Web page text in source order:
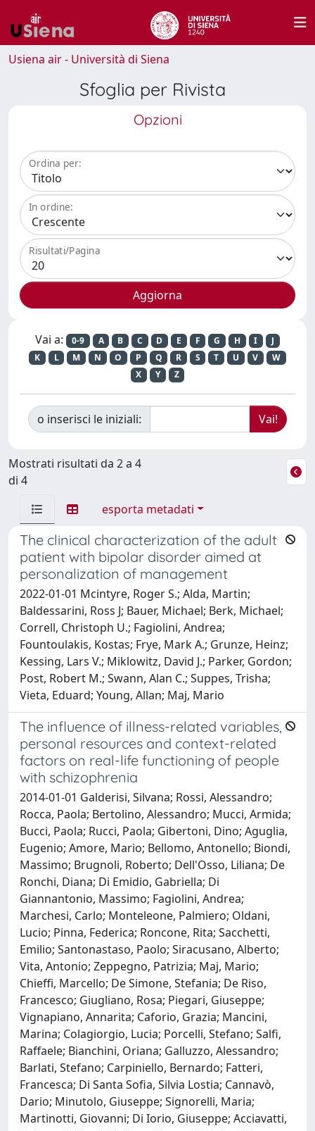
Usiena air - Università di Siena
Sfoglia per Rivista
Opzioni
Ordina per:
In ordine:
Risultati/Pagina
Vai a: 0-9 A B C D E F G H I
J
K
L M N O P Q R S T U V
W
X
Y Z
o inserisci le iniziali:
Mostrati risultati da 2 a 4
di 4
esporta metadati
The clinical characterization of the adult
patient with bipolar disorder aimed at
personalization of management
2022-01-01 Mcintyre, Roger S.; Alda, Martin;
Baldessarini, Ross J; Bauer, Michael; Berk, Michael;
Correll, Christoph U.; Fagiolini, Andrea;
Fountoulakis, Kostas; Frye, Mark A.; Grunze, Heinz;
Kessing, Lars V.; Miklowitz, David J.; Parker, Gordon;
Post, Robert M.; Swann, Alan C.; Suppes, Trisha;
Vieta, Eduard; Young, Allan; Maj, Mario
The influence of illness-related variables,
personal resources and context-related
factors on real-life functioning of people
with schizophrenia
2014-01-01 Galderisi, Silvana; Rossi, Alessandro;
Rocca, Paola; Bertolino, Alessandro; Mucci, Armida;
Bucci, Paola; Rucci, Paola; Gibertoni, Dino; Aguglia,
Eugenio; Amore, Mario; Bellomo, Antonello; Biondi,
Massimo; Brugnoli, Roberto; Dell'Osso, Liliana; De
Ronchi, Diana; Di Emidio, Gabriella; Di
Giannantonio, Massimo; Fagiolini, Andrea;
Marchesi, Carlo; Monteleone, Palmiero; Oldani,
Lucio; Pinna, Federica; Roncone, Rita; Sacchetti,
Emilio; Santonastaso, Paolo; Siracusano, Alberto;
Vita, Antonio; Zeppegno, Patrizia; Maj, Mario;
Chieffi, Marcello; De Simone, Stefania; De Riso,
Francesco; Giugliano, Rosa; Piegari, Giuseppe;
Vignapiano, Annarita; Caforio, Grazia; Mancini,
Marina; Colagiorgio, Lucia; Porcelli, Stefano; Salfi,
Raffaele; Bianchini, Oriana; Galluzzo, Alessandro;
Barlati, Stefano; Carpiniello, Bernardo; Fatteri,
Francesca; Di Santa Sofia, Silvia Lostia; Cannavò,
Dario; Minutolo, Giuseppe; Signorelli, Maria;
Martinotti, Giovanni; Di Iorio, Giuseppe; Acciavatti,